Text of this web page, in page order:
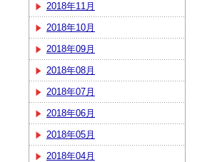
2018年11月
2018年10月
2018年09月
2018年08月
2018年07月
2018年06月
2018年05月
2018年04月